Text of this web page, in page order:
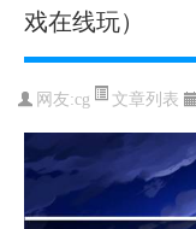
戏在线玩）
网友:cg 文章列表